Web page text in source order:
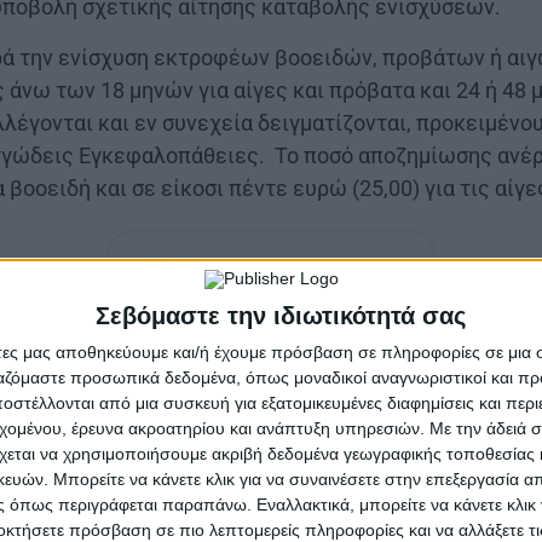
Σεβόμαστε την ιδιωτικότητά σας
μας αποθηκεύουμε και/ή έχουμε πρόσβαση σε πληροφορίες σε
προσωπικά δεδομένα, όπως μοναδικοί αναγνωριστικοί και
από μια συσκευή για εξατομικευμένες διαφημίσεις και
έρευνα ακροατηρίου και ανάπτυξη υπηρεσιών. Με την άδειά
να χρησιμοποιήσουμε ακριβή δεδομένα γεωγραφικής τοποθεσίας
Μπορείτε να κάνετε κλικ για να συναινέσετε στην επεξεργασία
περιγράφεται παραπάνω. Εναλλακτικά, μπορείτε να κάνετε κλικ
πρόσβαση σε πιο λεπτομερείς πληροφορίες και να αλλάξετε
σχετικής αίτησης καταβολής ενισχύσεων.
την ενίσχυση εκτροφέων βοοειδών, προβάτων ή
άνω των 18 μηνών για αίγες και πρόβατα και 24 ή
και εν συνεχεία δειγματίζονται,
Εγκεφαλοπάθειες. Το ποσό αποζημίωσης
και σε είκοσι πέντε ευρώ (25,00) για τις
οι οποίοι έχουν παραδώσει προς αποτέφρωση
και αγελάδες άνω των 24 ή 48 μηνών, από 01/07/
τόπους Τμήματα Κτηνιατρικής με τα κάτωθι
πρώτης σελίδας του μητρώου εκμετάλλευσης